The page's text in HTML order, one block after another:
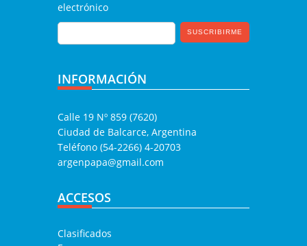
electrónico
INFORMACIÓN
Calle 19 Nº 859 (7620)
Ciudad de Balcarce, Argentina
Teléfono (54-2266) 4-20703
argenpapa@gmail.com
ACCESOS
Clasificados